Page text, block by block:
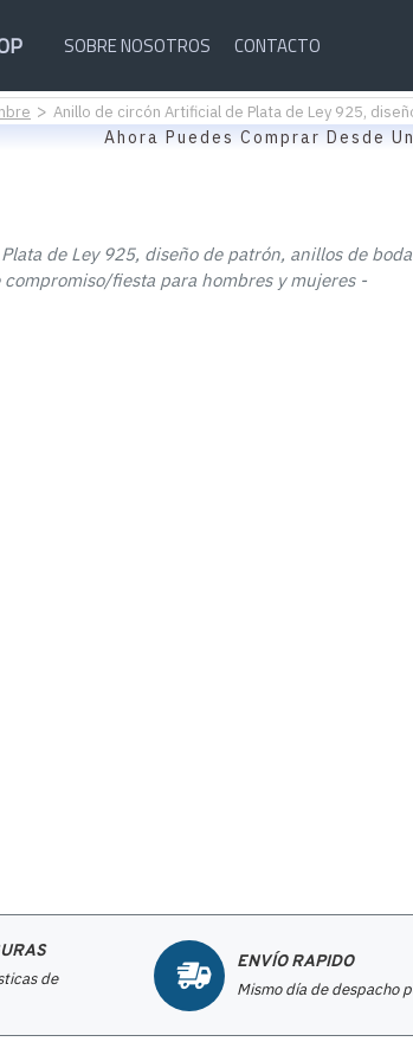
SOBRE NOSOTROS CONTACTO
Anillo de circón Artificial de Plata de Ley 925,
Ahora Puedes Comprar Desde
de
ENVÍO RAPIDO
Mismo día de despacho